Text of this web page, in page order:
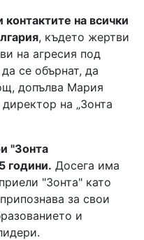
на всички
, където жертви
на агресия под
се обърнат, да
допълва Мария
на „Зонта
"Зонта
години. Досега има
"Зонта" като
за свои
и